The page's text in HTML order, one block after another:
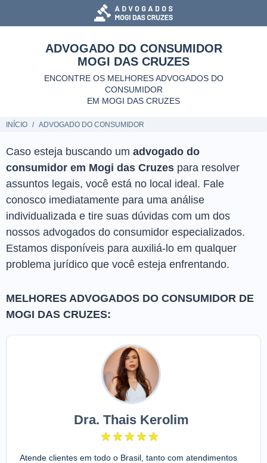
ADVOGADO DO CONSUMIDOR
MOGI DAS CRUZES
ENCONTRE OS MELHORES ADVOGADOS DO
CONSUMIDOR
EM MOGI DAS CRUZES
INÍCIO ADVOGADO DO CONSUMIDOR
Caso esteja buscando um advogado do
consumidor em Mogi das Cruzes para resolver
assuntos legais, você está no local ideal. Fale
conosco imediatamente para uma análise
individualizada e tire suas dúvidas com um dos
nossos advogados do consumidor especializados.
Estamos disponíveis para auxiliá-lo em qualquer
problema jurídico que você esteja enfrentando.
MELHORES ADVOGADOS DO CONSUMIDOR DE
MOGI DAS CRUZES:
Dra. Thais Kerolim
Atende clientes em todo o Brasil, tanto com atendimentos